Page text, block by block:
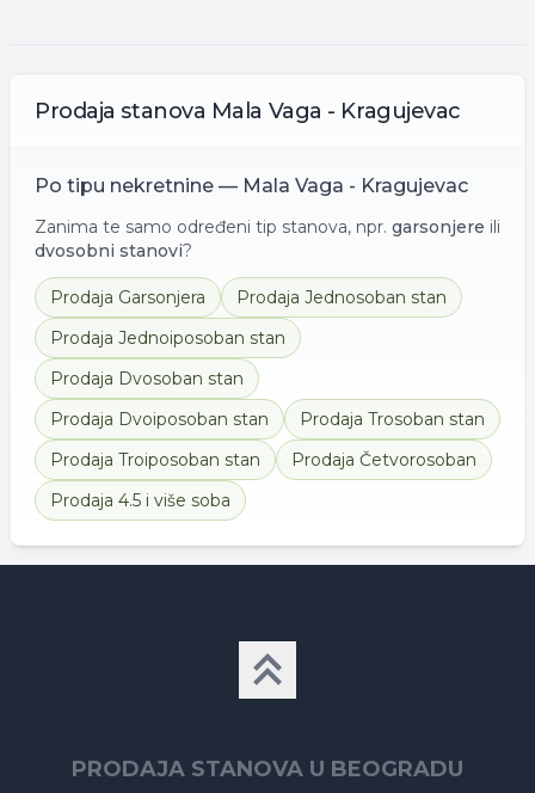
Prodaja stanova Mala Vaga - Kragujevac
Po tipu nekretnine — Mala Vaga - Kragujevac
Zanima te samo određeni tip stanova, npr. garsonjere ili
dvosobni stanovi?
Prodaja Garsonjera Prodaja Jednosoban stan
Prodaja Jednoiposoban stan
Prodaja Dvosoban stan
Prodaja Dvoiposoban stan Prodaja Trosoban stan
Prodaja Troiposoban stan Prodaja Četvorosoban
Prodaja 4.5 i više soba
PRODAJA STANOVA U BEOGRADU